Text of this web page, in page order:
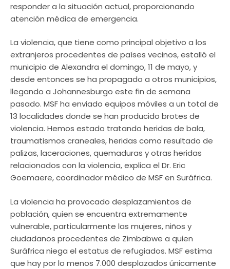
responder a la situación actual, proporcionando
atención médica de emergencia.
La violencia, que tiene como principal objetivo a los
extranjeros procedentes de países vecinos, estalló el
municipio de Alexandra el domingo, 11 de mayo, y
desde entonces se ha propagado a otros municipios,
llegando a Johannesburgo este fin de semana
pasado. MSF ha enviado equipos móviles a un total de
13 localidades donde se han producido brotes de
violencia. Hemos estado tratando heridas de bala,
traumatismos craneales, heridas como resultado de
palizas, laceraciones, quemaduras y otras heridas
relacionados con la violencia, explica el Dr. Eric
Goemaere, coordinador médico de MSF en Suráfrica.
La violencia ha provocado desplazamientos de
población, quien se encuentra extremamente
vulnerable, particularmente las mujeres, niños y
ciudadanos procedentes de Zimbabwe a quien
Suráfrica niega el estatus de refugiados. MSF estima
que hay por lo menos 7.000 desplazados únicamente